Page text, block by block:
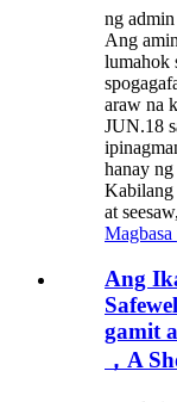
ng
Ang
lumahok
araw na
JUN.18
hanay
Kabilang
at
Magbasa
Ang
gamit
，A